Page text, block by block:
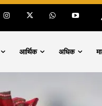
आर्थिक अधिक